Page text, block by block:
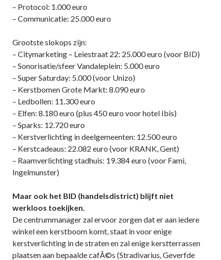
– Protocol: 1.000 euro
– Communicatie: 25.000 euro
Grootste slokops zijn:
– Citymarketing – Leiestraat 22: 25.000 euro (voor BID)
– Sonorisatie/sfeer Vandaleplein: 5.000 euro
– Super Saturday: 5.000 (voor Unizo)
– Kerstbomen Grote Markt: 8.090 euro
– Ledbollen: 11.300 euro
– Elfen: 8.180 euro (plus 450 euro voor hotel Ibis)
– Sparks: 12.720 euro
– Kerstverlichting in deelgemeenten: 12.500 euro
– Kerstcadeaus: 22.082 euro (voor KRANK, Gent)
– Raamverlichting stadhuis: 19.384 euro (voor Fami,
Ingelmunster)
Maar ook het BID (handelsdistrict) blijft niet
werkloos toekijken.
De centrummanager zal ervoor zorgen dat er aan iedere
winkel een kerstboom komt, staat in voor enige
kerstverlichting in de straten en zal enige kerstterrassen
plaatsen aan bepaalde cafÃ©s (Stradivarius, Geverfde